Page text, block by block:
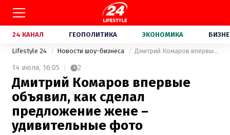
24 КАНАЛ ГЕОПОЛИТИКА ЭКОНОМИКА
Lifestyle 24 Новости шоу-бизнеса Дмитрий Комаров впервые объявил, как сделал предложение жене – удивительные фото
14 июля, 16:05 2
Дмитрий Комаров впервые
объявил, как сделал
предложение жене –
удивительные фото